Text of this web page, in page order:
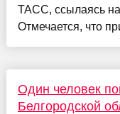
ТАСС, ссылаясь на
Отмечается, что
Один человек
Белгородской